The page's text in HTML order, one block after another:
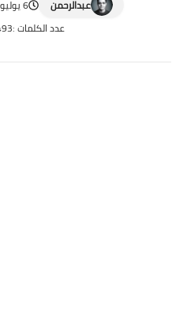
عبدالرحمن 6 يوليو 2022
عدد الكلمات :